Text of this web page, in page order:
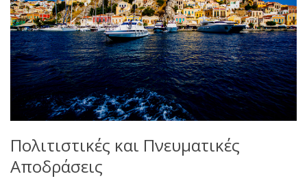
Πολιτιστικές και Πνευματικές
Αποδράσεις